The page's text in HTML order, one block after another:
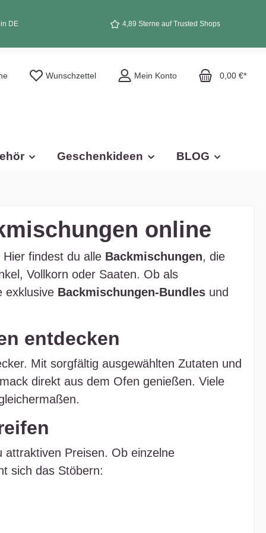
DE 4,89 Sterne auf Trusted Shops
Wunschzettel Mein Konto 0,00 €*
Geschenkideen BLOG
online
findest du alle Backmischungen, die
Vollkorn oder Saaten. Ob als
exklusive Backmischungen‑Bundles und
entdecken
Mit sorgfältig ausgewählten Zutaten und
direkt aus dem Ofen genießen. Viele
attraktiven Preisen. Ob einzelne
sich das Stöbern: